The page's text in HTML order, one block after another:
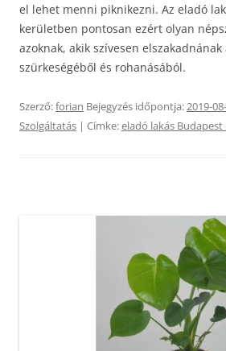
el lehet menni piknikezni. Az eladó
kerületben pontosan ezért olyan
azoknak, akik szívesen
szürkeségéből és rohanásából.
Szerző:forian Bejegyzés időpontja:2019-
Szolgáltatás | Címke:eladó lakás